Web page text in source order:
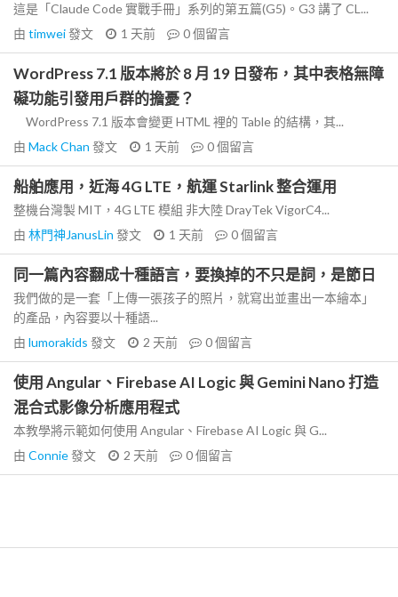
這是「Claude Code 實戰手冊」系列的第五篇(G5)。G3 講了 CL...
由 timwei發文 1 天前 0個留言
WordPress 7.1 版本將於 8 月 19 日發布，其中表格無障
礙功能引發用戶群的擔憂？
WordPress 7.1 版本會變更 HTML 裡的 Table 的結構，其...
由 Mack Chan 發文 1 天前 0個留言
船舶應用，近海 4G LTE，航運 Starlink 整合運用
整機台灣製 MIT，4G LTE 模組 非大陸 DrayTek VigorC4...
由 林門神JanusLin 發文 1 天前 0個留言
同一篇內容翻成十種語言，要換掉的不只是詞，是節日
我們做的是一套「上傳一張孩子的照片，就寫出並畫出一本繪本」
的產品，內容要以十種語...
由 lumorakids 發文 2 天前 0個留言
使用 Angular、Firebase AI Logic 與 Gemini Nano 打造
混合式影像分析應用程式
本教學將示範如何使用 Angular、Firebase AI Logic 與 G...
由 Connie發文 2 天前 0個留言